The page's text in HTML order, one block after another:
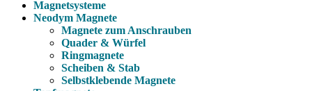
Magnetsysteme
Neodym Magnete
Magnete zum Anschrauben
Quader & Würfel
Ringmagnete
Scheiben & Stab
Selbstklebende Magnete